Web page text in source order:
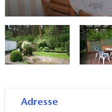
Adresse